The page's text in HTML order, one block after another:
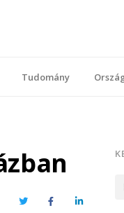
Tudomány
TwitterFacebookLinkedIn